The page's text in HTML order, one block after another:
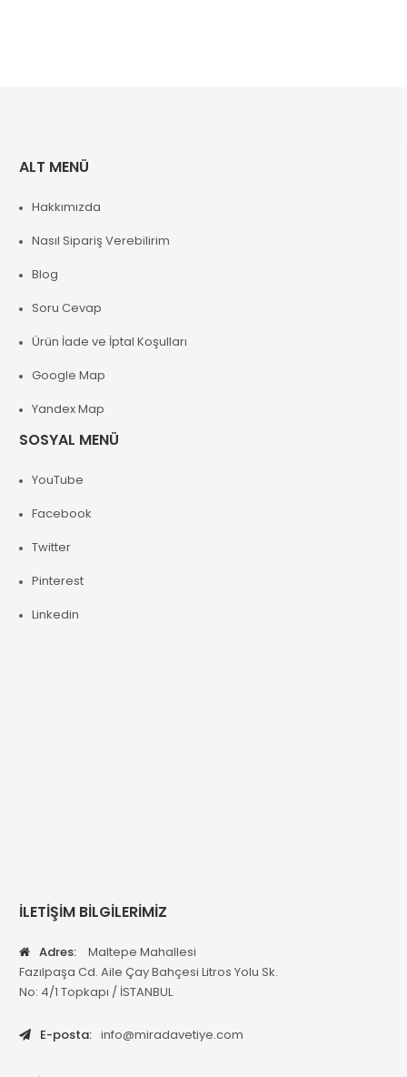
ALT MENÜ
Hakkımızda
Nasıl Sipariş Verebilirim
Blog
Soru Cevap
Ürün İade ve İptal Koşulları
Google Map
Yandex Map
SOSYAL MENÜ
YouTube
Facebook
Twitter
Pinterest
Linkedin
İLETİŞİM BİLGİLERİMİZ
Adres:
Maltepe Mahallesi
Fazılpaşa Cd. Aile Çay Bahçesi Litros Yolu Sk.
No: 4/1 Topkapı / İSTANBUL
E-posta: info@miradavetiye.com